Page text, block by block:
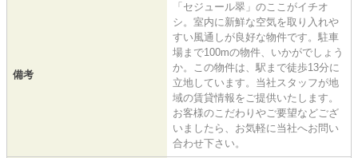
備考
「セジュール翠」のここがイチオ
シ。室内に新鮮な空気を取り入れや
すい風通しが良好な物件です。駐車
場まで100mの物件、いかがでしょう
か。この物件は、駅まで徒歩13分に
立地しています。当社スタッフが地
域の賃貸情報をご提供いたします。
お客様のこだわりやご要望などござ
いましたら、お気軽に当社へお問い
合わせ下さい。